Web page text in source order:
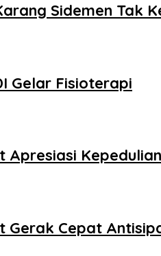
Sidemen Tak
Gelar Fisioterapi
Cepat